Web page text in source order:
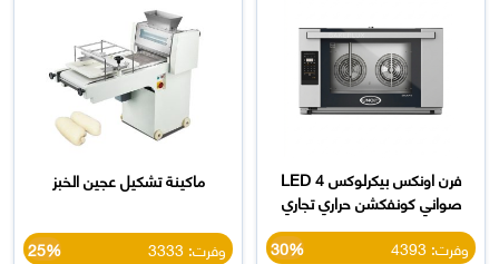
فرن اونكس بيكرلوكس LED 4
صواني كونفكشن حراري تجاري
وفرت: 4393
30%
ماكينة تشكيل عجين الخبز
وفرت: 3333 25%